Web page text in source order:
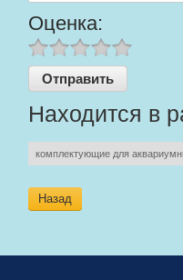
Оценка:
Находится в
комплектующие для
Назад